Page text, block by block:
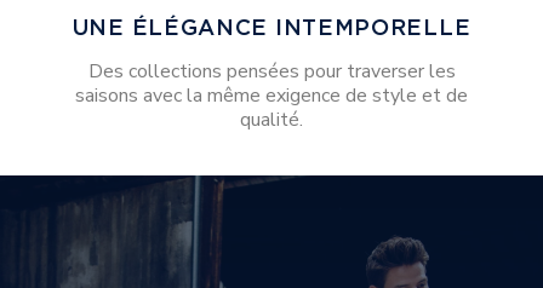
UNE ÉLÉGANCE INTEMPORELLE
Des collections pensées pour traverser les
saisons avec la même exigence de style et de
qualité.